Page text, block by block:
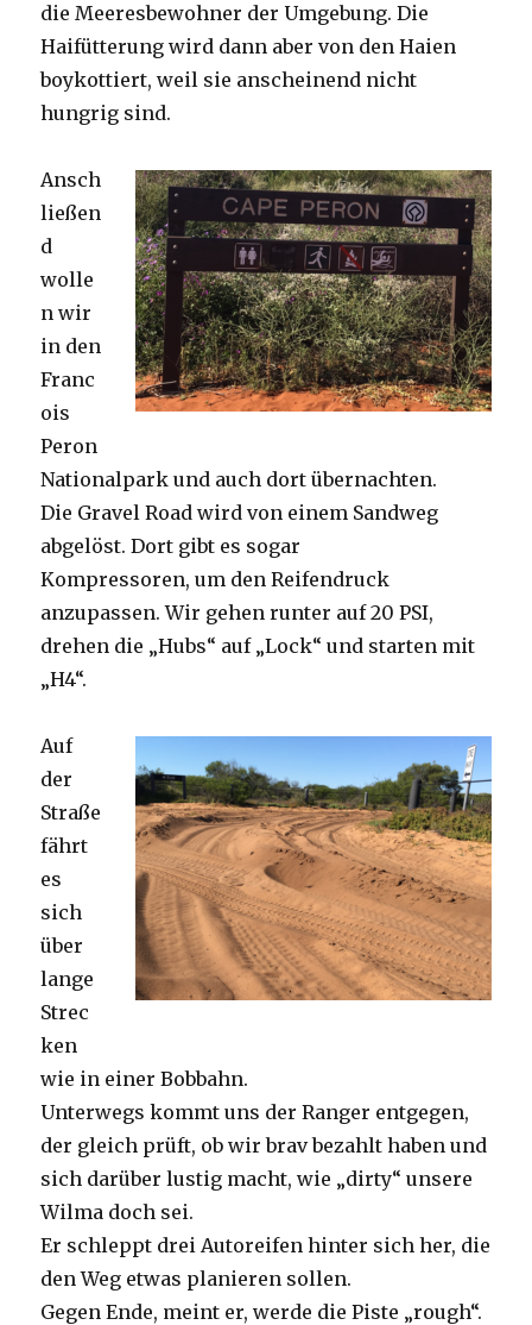
die Meeresbewohner der Umgebung. Die
Haifütterung wird dann aber von den Haien
boykottiert, weil sie anscheinend nicht
hungrig sind.
Ansch
ließen
d
wolle
n wir
in den
Franc
ois
Peron
Nationalpark und auch dort übernachten.
Die Gravel Road wird von einem Sandweg
abgelöst. Dort gibt es sogar
Kompressoren, um den Reifendruck
anzupassen. Wir gehen runter auf 20 PSI,
drehen die „Hubs“ auf „Lock“ und starten mit
„H4“.
Auf
der
Straße
fährt
es
sich
über
lange
Strec
ken
wie in einer Bobbahn.
Unterwegs kommt uns der Ranger entgegen,
der gleich prüft, ob wir brav bezahlt haben und
sich darüber lustig macht, wie „dirty“ unsere
Wilma doch sei.
Er schleppt drei Autoreifen hinter sich her, die
den Weg etwas planieren sollen.
Gegen Ende, meint er, werde die Piste „rough“.